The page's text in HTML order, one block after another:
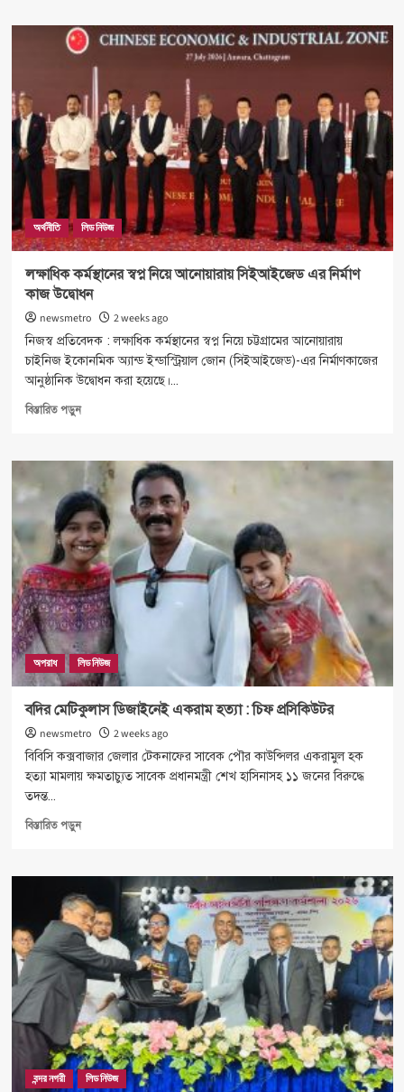
রাতের
ভোটের
৩২
ডিসি
বাধ্যতামূলক
অবসরে
অর্থনীতি লিড নিউজ
লক্ষাধিক কর্মস্থানের স্বপ্ন নিয়ে আনোয়ারায় সিইআইজেড এর নির্মাণ
কাজ উদ্বোধন
newsmetro
2 weeks ago
নিজস্ব প্রতিবেদক : লক্ষাধিক কর্মস্থানের স্বপ্ন নিয়ে চট্টগ্রামের আনোয়ারায়
চাইনিজ ইকোনমিক অ্যান্ড ইন্ডাস্ট্রিয়াল জোন (সিইআইজেড)-এর নির্মাণকাজের
আনুষ্ঠানিক উদ্বোধন করা হয়েছে।...
বিস্তারিত পড়ুনRead
লক্ষাধিক
কর্মস্থানের
স্বপ্ন
নিয়ে
আনোয়ারায়
সিইআইজেড
এর
নির্মাণ
কাজ
উদ্বোধন
অপরাধ লিড নিউজ
বদির মেটিকুলাস ডিজাইনেই একরাম হত্যা : চিফ প্রসিকিউটর
newsmetro
2 weeks ago
বিবিসি কক্সবাজার জেলার টেকনাফের সাবেক পৌর কাউন্সিলর একরামুল হক
হত্যা মামলায় ক্ষমতাচ্যুত সাবেক প্রধানমন্ত্রী শেখ হাসিনাসহ ১১ জনের বিরুদ্ধে
তদন্ত...
বিস্তারিত পড়ুনRead
বদির
মেটিকুলাস
ডিজাইনেই
একরাম
হত্যা
:
চিফ
প্রসিকিউটর
বন্দর নগরী লিড নিউজ